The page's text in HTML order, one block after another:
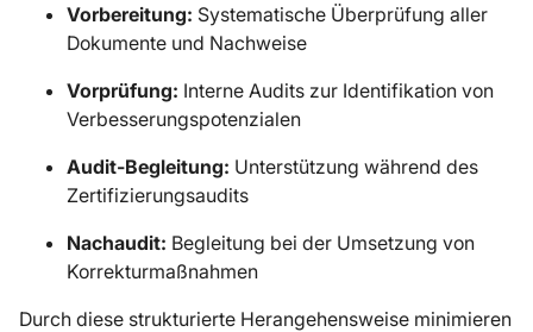
Vorbereitung: Systematische Überprüfung aller
Dokumente und Nachweise
Vorprüfung: Interne Audits zur Identifikation von
Verbesserungspotenzialen
Audit-Begleitung: Unterstützung während des
Zertifizierungsaudits
Nachaudit: Begleitung bei der Umsetzung von
Korrekturmaßnahmen
Durch diese strukturierte Herangehensweise minimieren